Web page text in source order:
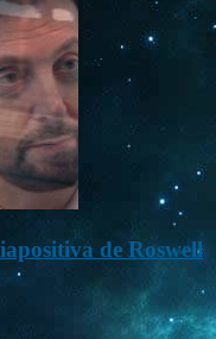
de Roswell